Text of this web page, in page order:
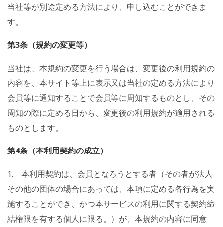
当社等が別途定める方法により、申し込むことができま
す。
第3条（規約の変更等）
当社は、本規約の変更を行う場合は、変更後の利用規約の
内容を、本サイト等上に表示又は当社の定める方法により
会員等に通知することで会員等に周知するものとし、その
周知の際に定める日から、変更後の利用規約が適用される
ものとします。
第4条（本利用契約の成立）
1. 本利用契約は、会員となろうとする者（その者が法人
その他の団体の場合にあっては、本項に定める各行為を実
施することができ、かつ本サービスの利用に関する契約締
結権限を有する個人に限る。）が、本規約の内容に同意